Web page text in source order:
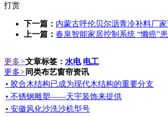
打赏
下一篇： 内蒙古呼伦贝尔沥青冷补料厂
上一篇： 春泉智能家居控制系统 “懒癌”
更多>文章标签： 水电 电工
更多> 同类布艺窗帘资讯
• 胶合木结构已成为现代木结构的重要分支
• 不锈钢雕塑——天宇装饰来提供
• 安徽风化沙洗沙机型号